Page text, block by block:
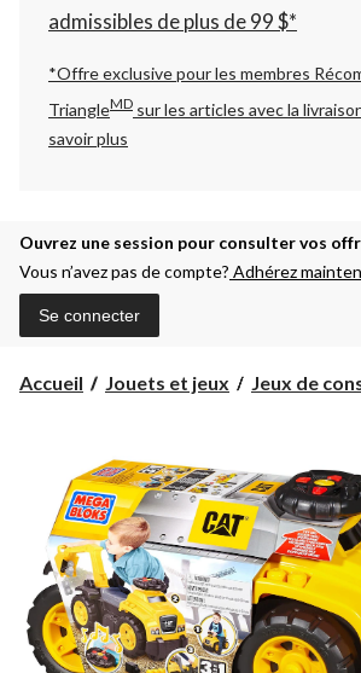
admissibles de plus de 99 $*
*Offre exclusive pour les membres
TriangleMD sur les articles avec la
savoir plus
Ouvrez une session pour consulter vos
Vous n’avez pas de compte? Adhérez
Se connecter
Accueil Jouets et jeux Jeux de